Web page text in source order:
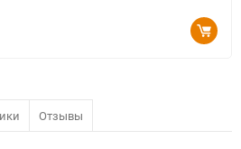
Отзывы